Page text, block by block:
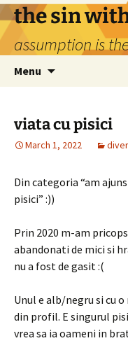
Skip
to
content
the sin
assumption is
Menu
viata cu pisici
March 1, 2022
Din categoria “am
pisici” :))
Prin 2020 m-am
abandonati de mici si
nu a fost de gasit :(
Unul e alb/negru si cu
din profil. E singurul
vrea sa ia oameni in